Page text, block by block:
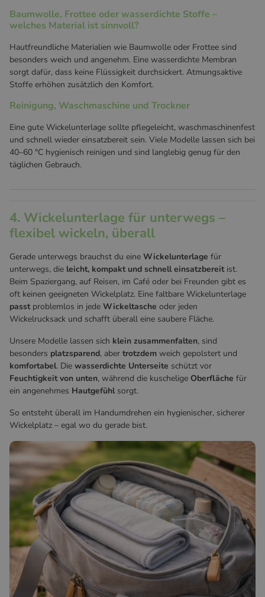
Baumwolle, Frottee oder wasserdichte Stoffe –
welches Material ist sinnvoll?
Hautfreundliche Materialien wie Baumwolle oder Frottee sind
besonders weich und angenehm. Eine wasserdichte Membran
sorgt dafür, dass keine Flüssigkeit durchsickert. Atmungsaktive
Stoffe erhöhen zusätzlich den Komfort.
Reinigung, Waschmaschine und Trockner
Eine gute Wickelunterlage sollte pflegeleicht, waschmaschinenfest
und schnell wieder einsatzbereit sein. Viele Modelle lassen sich bei
40–60 °C hygienisch reinigen und sind langlebig genug für den
täglichen Gebrauch.
4. Wickelunterlage für unterwegs –
flexibel wickeln, überall
Gerade unterwegs brauchst du eine Wickelunterlage für
unterwegs, die leicht, kompakt und schnell einsatzbereitist.
Beim Spaziergang, auf Reisen, im Café oder bei Freunden gibt es
oft keinen geeigneten Wickelplatz. Eine faltbare Wickelunterlage
passt problemlos in jede Wickeltasche oder jeden
Wickelrucksack und schafft überall eine saubere Fläche.
Unsere Modelle lassen sich klein zusammenfalten, sind
besonders platzsparend, aber trotzdem weich gepolstert und
komfortabel. Die wasserdichte Unterseite schützt vor
Feuchtigkeit von unten, während die kuschelige Oberfläche für
ein angenehmes Hautgefühl sorgt.
So entsteht überall im Handumdrehen ein hygienischer, sicherer
Wickelplatz – egal wo du gerade bist.